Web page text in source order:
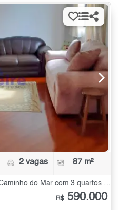
2 vagas 87 m²
R$ 590.000